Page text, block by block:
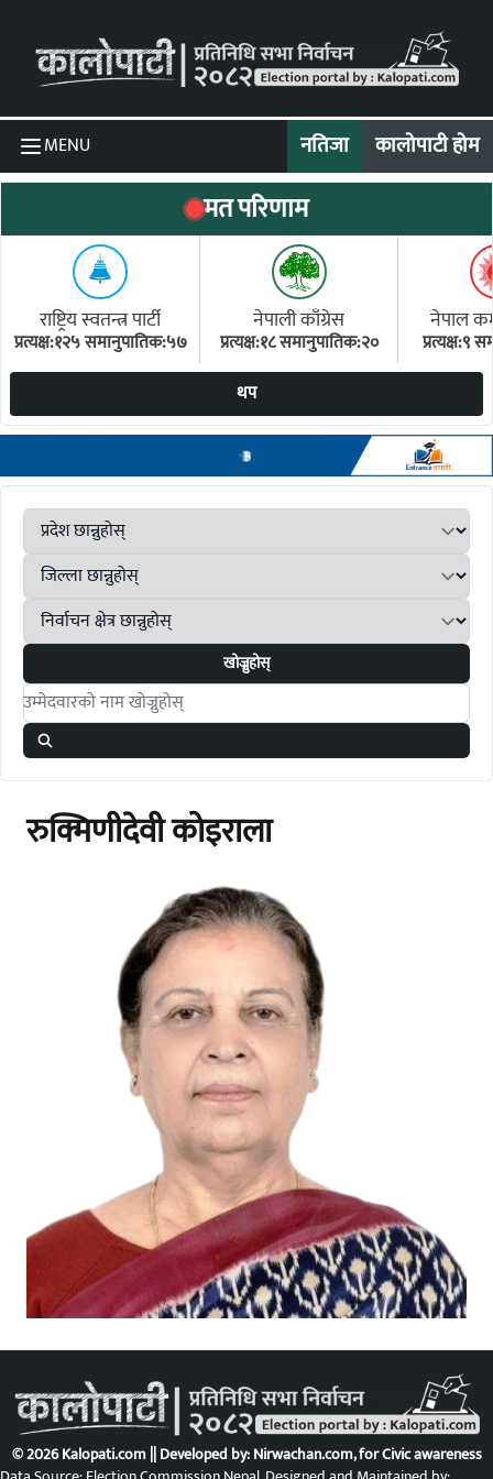
MENU नतिजा कालोपाटी होम
मत परिणाम
राष्ट्रिय स्वतन्त्र पार्टी
प्रत्यक्ष:१२५ समानुपातिक:५७
नेपाली काँग्रेस
प्रत्यक्ष:१८ समानुपातिक:२०
नेपाल
प्रत्यक्ष:९
थप
खोज्नुहोस्
Search candidates
रुक्मिणीदेवी कोइराला
© 2026 Kalopati.com || Developed by:Nirwachan.com, for Civic awareness